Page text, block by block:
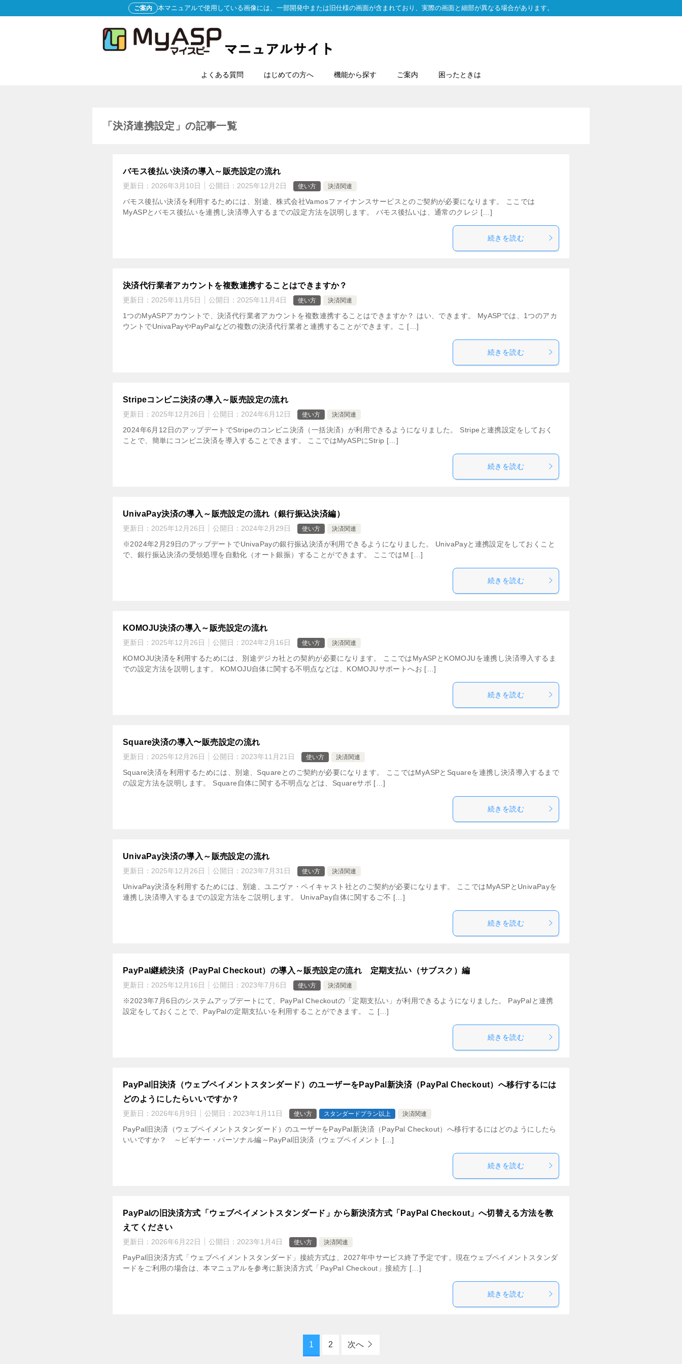
ご案内 本マニュアルで使用している画像には、一部開発中または旧仕様の画面が含まれており、実際の画面と細部が異なる場合があります。
よくある質問 はじめての方へ 機能から探す ご案内 困ったときは
「決済連携設定」の記事一覧
バモス後払い決済の導入～販売設定の流れ
更新日： 2026年3月10日 公開日： 2025年12月2日 使い方 決済関連
バモス後払い決済を利用するためには、別途、株式会社Vamosファイナンスサービスとのご契約が必要になります。 ここでは
MyASPとバモス後払いを連携し決済導入するまでの設定方法を説明します。 バモス後払いは、通常のクレジ […]
続きを読む
決済代行業者アカウントを複数連携することはできますか？
更新日： 2025年11月5日 公開日： 2025年11月4日 使い方 決済関連
1つのMyASPアカウントで、決済代行業者アカウントを複数連携することはできますか？ はい、できます。 MyASPでは、1つのアカ
ウントでUnivaPayやPayPalなどの複数の決済代行業者と連携することができます。こ […]
続きを読む
Stripeコンビニ決済の導入～販売設定の流れ
更新日： 2025年12月26日 公開日： 2024年6月12日 使い方 決済関連
2024年6月12日のアップデートでStripeのコンビニ決済（一括決済）が利用できるようになりました。 Stripeと連携設定をしておく
ことで、簡単にコンビニ決済を導入することできます。 ここではMyASPにStrip […]
続きを読む
UnivaPay決済の導入～販売設定の流れ（銀行振込決済編）
更新日： 2025年12月26日 公開日： 2024年2月29日 使い方 決済関連
※2024年2月29日のアップデートでUnivaPayの銀行振込決済が利用できるようになりました。 UnivaPayと連携設定をしておくこと
で、銀行振込決済の受領処理を自動化（オート銀振）することができます。 ここではM […]
続きを読む
KOMOJU決済の導入～販売設定の流れ
更新日： 2025年12月26日 公開日： 2024年2月16日 使い方 決済関連
KOMOJU決済を利用するためには、別途デジカ社との契約が必要になります。 ここではMyASPとKOMOJUを連携し決済導入するま
での設定方法を説明します。 KOMOJU自体に関する不明点などは、KOMOJUサポートへお […]
続きを読む
Square決済の導入〜販売設定の流れ
更新日： 2025年12月26日 公開日： 2023年11月21日 使い方 決済関連
Square決済を利用するためには、別途、Squareとのご契約が必要になります。 ここではMyASPとSquareを連携し決済導入するまで
の設定方法を説明します。 Square自体に関する不明点などは、Squareサポ […]
続きを読む
UnivaPay決済の導入～販売設定の流れ
更新日： 2025年12月26日 公開日： 2023年7月31日 使い方 決済関連
UnivaPay決済を利用するためには、別途、ユニヴァ・ペイキャスト社とのご契約が必要になります。 ここではMyASPとUnivaPayを
連携し決済導入するまでの設定方法をご説明します。 UnivaPay自体に関するご不 […]
続きを読む
PayPal継続決済（PayPal Checkout）の導入～販売設定の流れ 定期支払い（サブスク）編
更新日： 2025年12月16日 公開日： 2023年7月6日 使い方 決済関連
※2023年7月6日のシステムアップデートにて、PayPal Checkoutの「定期支払い」が利用できるようになりました。 PayPalと連携
設定をしておくことで、PayPalの定期支払いを利用することができます。 こ […]
続きを読む
PayPal旧決済（ウェブペイメントスタンダード）のユーザーをPayPal新決済（PayPal Checkout）へ移行するには
どのようにしたらいいですか？
更新日： 2026年6月9日 公開日： 2023年1月11日 使い方 スタンダードプラン以上 決済関連
PayPal旧決済（ウェブペイメントスタンダード）のユーザーをPayPal新決済（PayPal Checkout）へ移行するにはどのようにしたら
いいですか？ ～ビギナー・パーソナル編～PayPal旧決済（ウェブペイメント […]
続きを読む
PayPalの旧決済方式「ウェブペイメントスタンダード」から新決済方式「PayPal Checkout」へ切替える方法を教
えてください
更新日： 2026年6月22日 公開日： 2023年1月4日 使い方 決済関連
PayPal旧決済方式「ウェブペイメントスタンダード」接続方式は、2027年中サービス終了予定です。現在ウェブペイメントスタンダ
ードをご利用の場合は、本マニュアルを参考に新決済方式「PayPal Checkout」接続方 […]
続きを読む
1 2 次へ